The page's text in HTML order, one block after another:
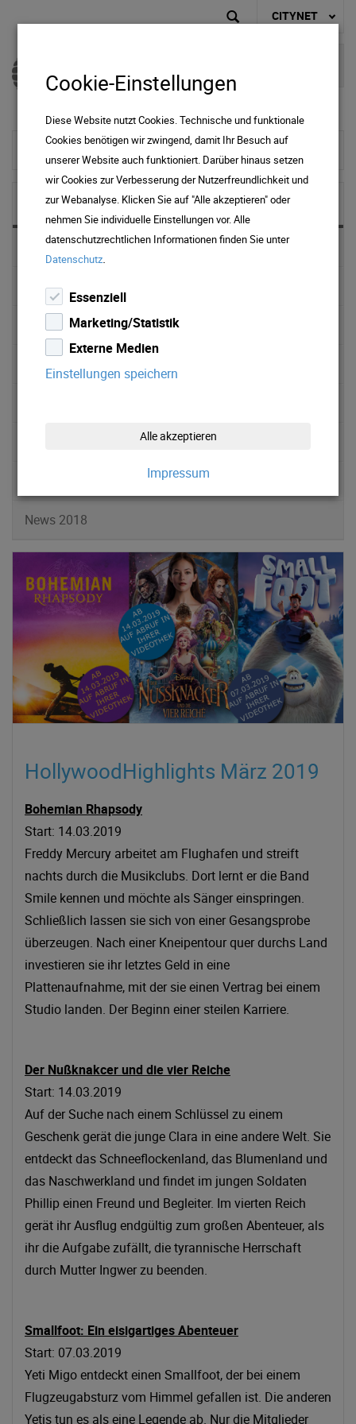
CITYNET
HollywoodHighlights März 2019
Bohemian Rhapsody
Start: 14.03.2019
Freddy Mercury arbeitet am Flughafen und streift
nachts durch die Musikclubs. Dort lernt er die Band
Smile kennen und möchte als Sänger einspringen.
Schließlich lassen sie sich von einer Gesangsprobe
überzeugen. Nach einer Kneipentour quer durchs Land
investieren sie ihr letztes Geld in eine
Plattenaufnahme, mit der sie einen Vertrag bei einem
Studio landen. Der Beginn einer steilen Karriere.
Der Nußknakcer und die vier Reiche
Start: 14.03.2019
Auf der Suche nach einem Schlüssel zu einem
Geschenk gerät die junge Clara in eine andere Welt. Sie
entdeckt das Schneeflockenland, das Blumenland und
das Naschwerkland und findet im jungen Soldaten
Phillip einen Freund und Begleiter. Im vierten Reich
gerät ihr Ausflug endgültig zum großen Abenteuer, als
ihr die Aufgabe zufällt, die tyrannische Herrschaft
durch Mutter Ingwer zu beenden.
Smallfoot: Ein eisigartiges Abenteuer
Start: 07.03.2019
Yeti Migo entdeckt einen Smallfoot, der bei einem
Flugzeugabsturz vom Himmel gefallen ist. Die anderen
Yetis tun es als eine Legende ab. Nur die Mitglieder
NEWS & MEDIA
News 2025
News 2024
News 2023
News 2018
Cookie-Einstellungen
Diese Website nutzt Cookies. Technische und funktionale
Cookies benötigen wir zwingend, damit Ihr Besuch auf
unserer Website auch funktioniert. Darüber hinaus setzen
wir Cookies zur Verbesserung der Nutzerfreundlichkeit und
zur Webanalyse. Klicken Sie auf "Alle akzeptieren" oder
nehmen Sie individuelle Einstellungen vor. Alle
datenschutzrechtlichen Informationen finden Sie unter
Datenschutz.
Essenziell
Marketing/Statistik
Externe Medien
Einstellungen speichern
Alle akzeptieren
Impressum